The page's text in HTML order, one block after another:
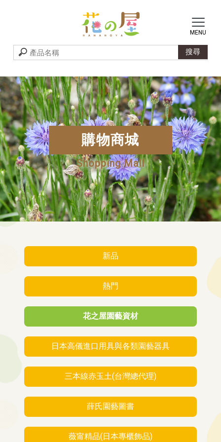
購物商城
Shopping Mall
新品
熱門
花之屋園藝資材
日本高儀進口用具與各類園藝器具
三本線赤玉土(台灣總代理)
薛氏園藝圖書
薇甯精品(日本專櫃飾品)